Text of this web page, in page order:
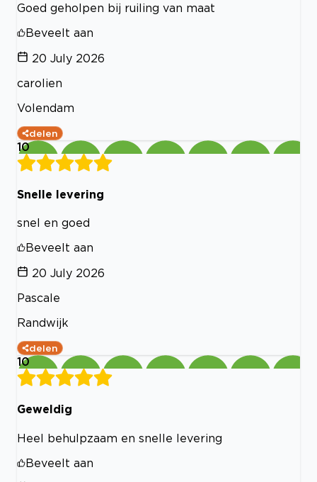
Goed geholpen bij ruiling van maat
Beveelt aan
20 July 2026
carolien
Volendam
delen
10
Snelle levering
snel en goed
Beveelt aan
20 July 2026
Pascale
Randwijk
delen
10
Geweldig
Heel behulpzaam en snelle levering
Beveelt aan